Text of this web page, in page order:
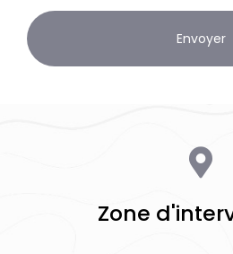
Zone